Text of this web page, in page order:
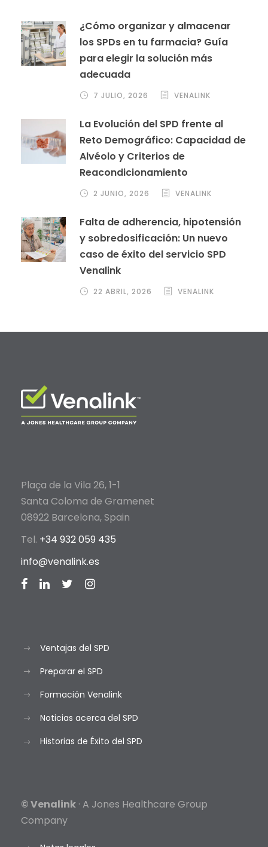
¿Cómo organizar y almacenar
los SPDs en tu farmacia? Guía
para elegir la solución más
adecuada
7 JULIO, 2026 VENALINK
La Evolución del SPD frente al
Reto Demográfico: Capacidad de
Alvéolo y Criterios de
Reacondicionamiento
2 JUNIO, 2026 VENALINK
Falta de adherencia, hipotensión
y sobredosificación: Un nuevo
caso de éxito del servicio SPD
Venalink
22 ABRIL, 2026 VENALINK
Plaça de la Vila 26, 1-1
Santa Coloma de Gramenet
08922 Barcelona, Spain
Tel. +34 932 059 435
info@venalink.es
Ventajas del SPD
Preparar el SPD
Formación Venalink
Noticias acerca del SPD
Historias de Éxito del SPD
© Venalink · A Jones Healthcare Group
Company